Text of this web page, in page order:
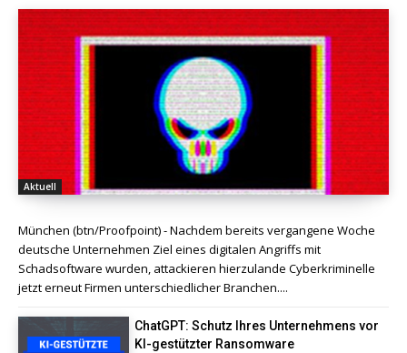
Aktuell
München (btn/Proofpoint) - Nachdem bereits vergangene Woche
deutsche Unternehmen Ziel eines digitalen Angriffs mit
Schadsoftware wurden, attackieren hierzulande Cyberkriminelle
jetzt erneut Firmen unterschiedlicher Branchen....
ChatGPT: Schutz Ihres Unternehmens vor
KI-gestützter Ransomware